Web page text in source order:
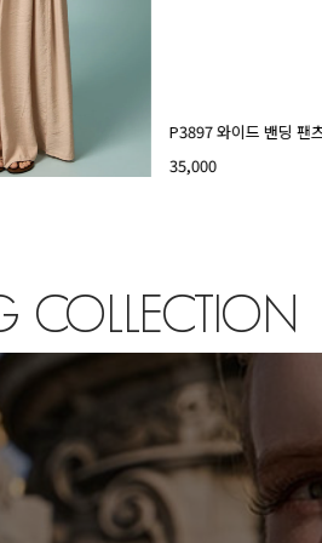
P3897 와이드 밴딩 팬
35,000
COLLECTION